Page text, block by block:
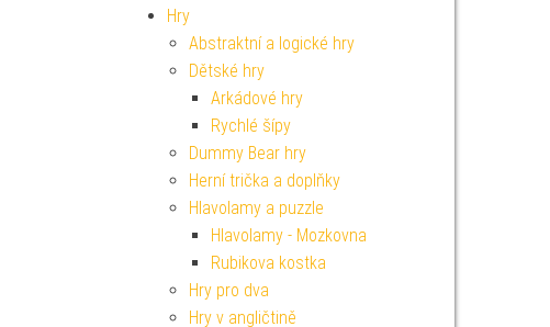
Hry
Abstraktní a logické hry
Dětské hry
Arkádové hry
Rychlé šípy
Dummy Bear hry
Herní trička a doplňky
Hlavolamy a puzzle
Hlavolamy - Mozkovna
Rubikova kostka
Hry pro dva
Hry v angličtině